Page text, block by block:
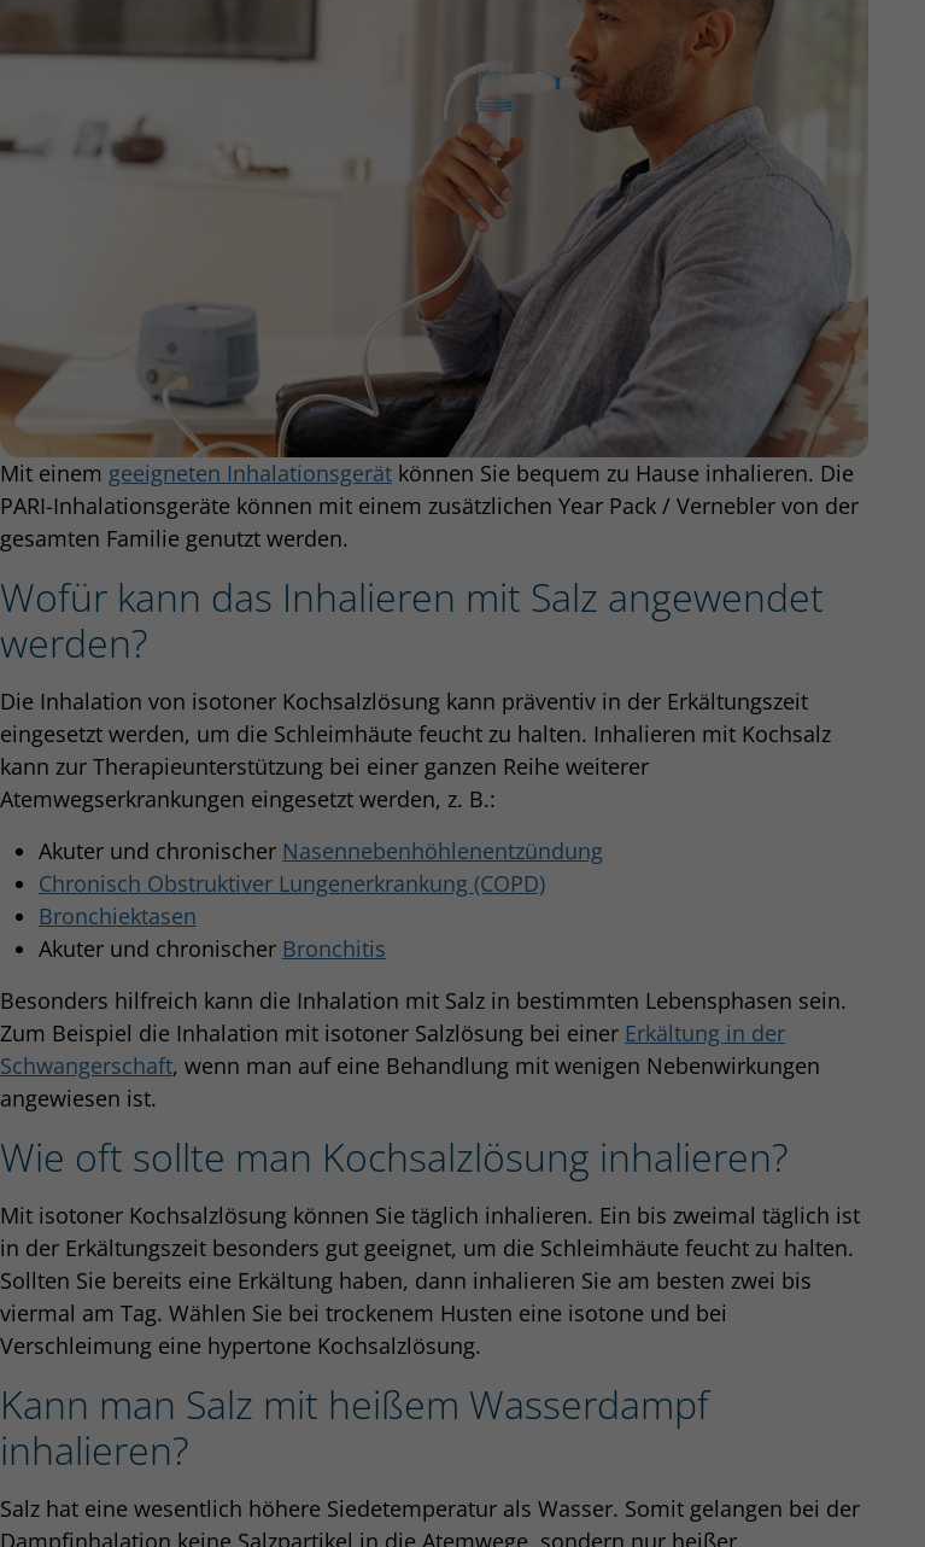
Mit einem geeigneten Inhalationsgerät können Sie bequem zu Hause inhalieren. Die
PARI-Inhalationsgeräte können mit einem zusätzlichen Year Pack / Vernebler von der
gesamten Familie genutzt werden.
Wofür kann das Inhalieren mit Salz angewendet
werden?
Die Inhalation von isotoner Kochsalzlösung kann präventiv in der Erkältungszeit
eingesetzt werden, um die Schleimhäute feucht zu halten. Inhalieren mit Kochsalz
kann zur Therapieunterstützung bei einer ganzen Reihe weiterer
Atemwegserkrankungen eingesetzt werden, z. B.:
Akuter und chronischer Nasennebenhöhlenentzündung
Chronisch Obstruktiver Lungenerkrankung (COPD)
Bronchiektasen
Akuter und chronischer Bronchitis
Besonders hilfreich kann die Inhalation mit Salz in bestimmten Lebensphasen sein.
Zum Beispiel die Inhalation mit isotoner Salzlösung bei einer Erkältung in der
Schwangerschaft, wenn man auf eine Behandlung mit wenigen Nebenwirkungen
angewiesen ist.
Wie oft sollte man Kochsalzlösung inhalieren?
Mit isotoner Kochsalzlösung können Sie täglich inhalieren. Ein bis zweimal täglich ist
in der Erkältungszeit besonders gut geeignet, um die Schleimhäute feucht zu halten.
Sollten Sie bereits eine Erkältung haben, dann inhalieren Sie am besten zwei bis
viermal am Tag. Wählen Sie bei trockenem Husten eine isotone und bei
Verschleimung eine hypertone Kochsalzlösung.
Kann man Salz mit heißem Wasserdampf
inhalieren?
Salz hat eine wesentlich höhere Siedetemperatur als Wasser. Somit gelangen bei der
Dampfinhalation keine Salzpartikel in die Atemwege, sondern nur heißer